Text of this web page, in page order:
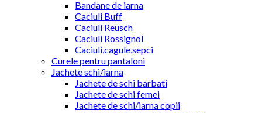
Bandane de iarna
Caciuli Buff
Caciuli Reusch
Caciuli Rossignol
Caciuli,cagule,sepci
Curele pentru pantaloni
Jachete schi/iarna
Jachete de schi barbati
Jachete de schi femei
Jachete de schi/iarna copii